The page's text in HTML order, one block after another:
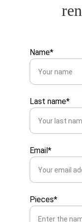
Name*
Last name*
Email*
Pieces*